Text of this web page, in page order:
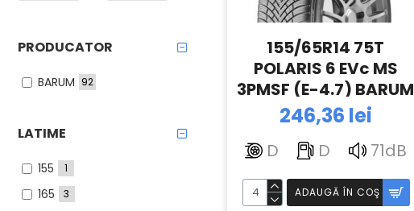
LATIME
155 1
165 3
PRODUCATOR
BARUM 92
155/65R14 75T
POLARIS 6 EVc MS
3PMSF (E-4.7) BARUM
246,36 lei
D D 71dB
ADAUGĂ ÎN COŞ